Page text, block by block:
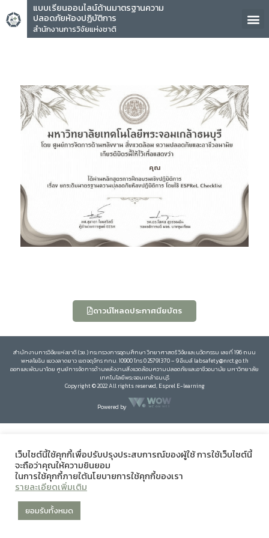
แบบเรียนออนไลน์ด้านมาตรฐานความ
ปลอดภัยห้องปฏิบัติการ
สำนักงานการวิจัยแห่งชาติ
คุณ
ดาวน์โหลดประกาศนียบัตร
สำนักงานการวิจัยแห่งชาติ (วช.) กระทรวงการอุดมศึกษา วิทยาศาสตร์ วิจัยและนวัตกรรม เลขที่ 196 ถนน
พหลโยธิน แขวงลาดยาว เขตจตุจักร กทม. 10900 โทร 0 25791370 – 9 อีเมล์ labsafety@nrct.go.th
ออกและพัฒนาโดย ศูนย์การจัดการด้านพลังงานสิ่งแวดล้อมความปลอดภัยและอาชีวอนามัย มหาวิทยาลัย
เทคโนโลยีพระจอมเกล้าธนบุรี
Copyright © 2022 All rights reserved, Esprel E-learning
Powered by
เว็บไซต์นี้ใช้คุกกี้เพื่อปรับปรุงประสบการณ์ของผู้ใช้ การใช้เว็บไซต์นี้
จะถือว่าคุณให้ความยินยอม
ในการใช้คุกกี้ภายใต้นโยบายการใช้คุกกี้ของเรา
รายละเอียดเพิ่มเติม
ยอมรับทั้งหมด